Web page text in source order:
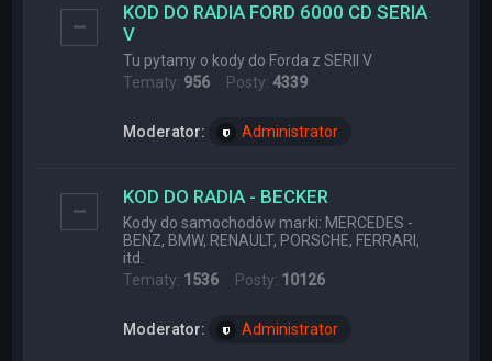
KOD DO RADIA FORD 6000 CD SERIA
V
Tu pytamy o kody do Forda z SERII V
Tematy: 956 Posty:4339
Moderator: Administrator
KOD DO RADIA - BECKER
Kody do samochodów marki: MERCEDES -
BENZ, BMW, RENAULT, PORSCHE, FERRARI,
itd.
Tematy: 1536 Posty: 10126
Moderator: Administrator